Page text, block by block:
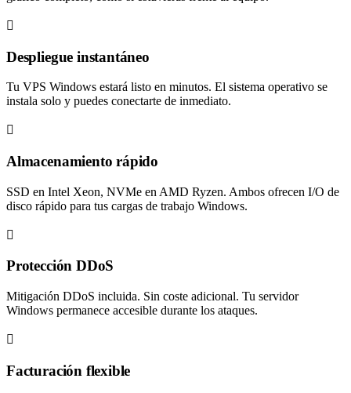
Despliegue instantáneo
Tu VPS Windows estará listo en minutos. El sistema operativo se
instala solo y puedes conectarte de inmediato.
Almacenamiento rápido
SSD en Intel Xeon, NVMe en AMD Ryzen. Ambos ofrecen I/O de
disco rápido para tus cargas de trabajo Windows.
Protección DDoS
Mitigación DDoS incluida. Sin coste adicional. Tu servidor
Windows permanece accesible durante los ataques.
Facturación flexible